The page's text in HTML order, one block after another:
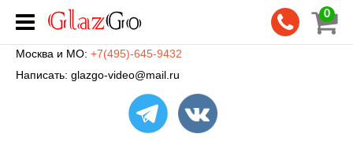
0
Москва и МО: +7(495)-645-9432
Написать: glazgo-video@mail.ru